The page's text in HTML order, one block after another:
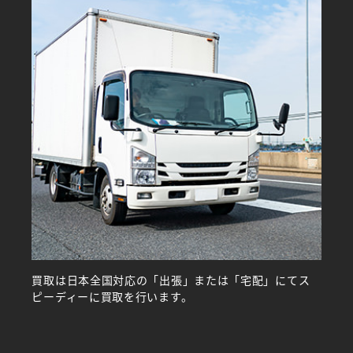
買取は日本全国対応の「出張」または「宅配」にてス
ピーディーに買取を行います。